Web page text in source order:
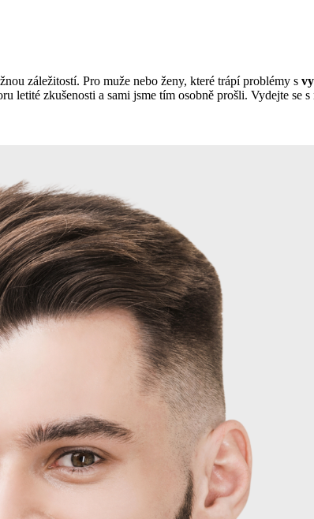
záležitostí. Pro muže nebo ženy, které trápí problémy s
letité zkušenosti a sami jsme tím osobně prošli. Vydejte se s